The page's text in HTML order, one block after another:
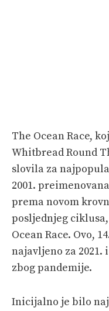
The Ocean Race,
Whitbread Round
slovila za
2001.
prema novom
posljednjeg
Ocean Race. Ovo,
najavljeno za 2021.
zbog pandemije.
Inicijalno je bilo